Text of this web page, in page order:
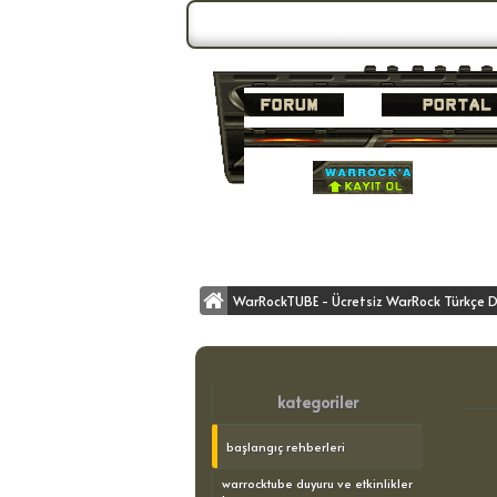
WarRockTUBE - Ücretsiz WarRock Türkçe
kategoriler
başlangıç rehberleri
warrocktube duyuru ve etkinlikler